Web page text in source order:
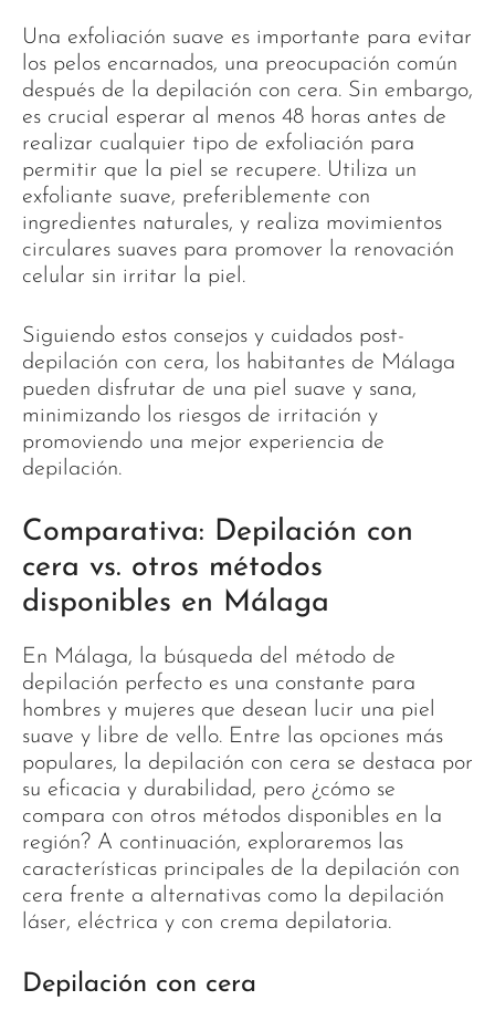
Una exfoliación suave es importante para evitar
los pelos encarnados, una preocupación común
después de la depilación con cera. Sin embargo,
es crucial esperar al menos 48 horas antes de
realizar cualquier tipo de exfoliación para
permitir que la piel se recupere. Utiliza un
exfoliante suave, preferiblemente con
ingredientes naturales, y realiza movimientos
circulares suaves para promover la renovación
celular sin irritar la piel.
Siguiendo estos consejos y cuidados post-
depilación con cera, los habitantes de Málaga
pueden disfrutar de una piel suave y sana,
minimizando los riesgos de irritación y
promoviendo una mejor experiencia de
depilación.
Comparativa: Depilación con
cera vs. otros métodos
disponibles en Málaga
En Málaga, la búsqueda del método de
depilación perfecto es una constante para
hombres y mujeres que desean lucir una piel
suave y libre de vello. Entre las opciones más
populares, la depilación con cera se destaca por
su eficacia y durabilidad, pero ¿cómo se
compara con otros métodos disponibles en la
región? A continuación, exploraremos las
características principales de la depilación con
cera frente a alternativas como la depilación
láser, eléctrica y con crema depilatoria.
Depilación con cera